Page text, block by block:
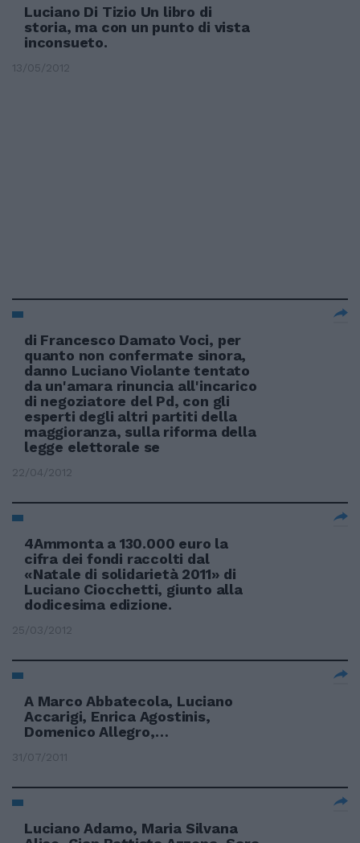
Luciano Di Tizio Un libro di
storia, ma con un punto di vista
inconsueto.
13/05/2012
di Francesco Damato Voci, per
quanto non confermate sinora,
danno Luciano Violante tentato
da un'amara rinuncia all'incarico
di negoziatore del Pd, con gli
esperti degli altri partiti della
maggioranza, sulla riforma della
legge elettorale se
22/04/2012
4Ammonta a 130.000 euro la
cifra dei fondi raccolti dal
«Natale di solidarietà 2011» di
Luciano Ciocchetti, giunto alla
dodicesima edizione.
25/03/2012
A Marco Abbatecola, Luciano
Accarigi, Enrica Agostinis,
Domenico Allegro,…
31/07/2011
Luciano Adamo, Maria Silvana